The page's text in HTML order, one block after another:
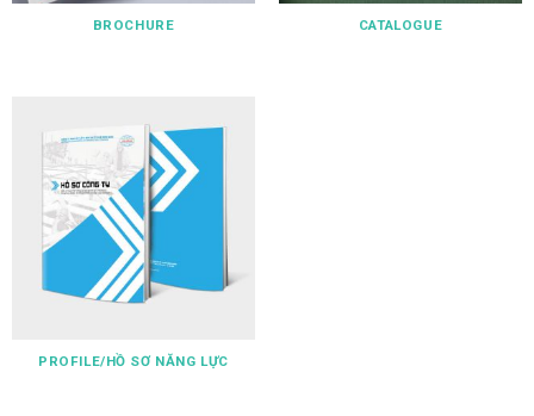
BROCHURE CATALOGUE
PROFILE/HỒ SƠ NĂNG LỰC